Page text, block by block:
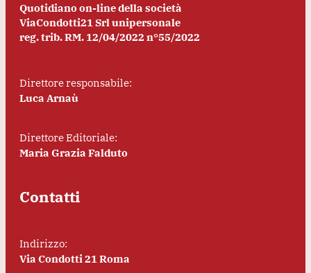
Quotidiano on-line della società
ViaCondotti21 Srl unipersonale
reg. trib. RM. 12/04/2022 n°55/2022
Direttore responsabile:
Luca Arnaù
Direttore Editoriale:
Maria Grazia Falduto
Contatti
Indirizzo:
Via Condotti 21 Roma